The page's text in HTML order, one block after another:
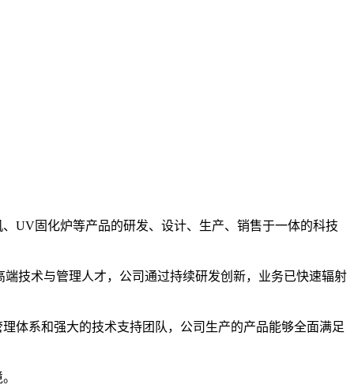
UV固化炉等产品的研发、设计、生产、销售于一体的科技
技术与管理人才，公司通过持续研发创新，业务已快速辐射
体系和强大的技术支持团队，公司生产的产品能够全面满足